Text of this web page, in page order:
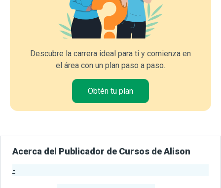
Descubre la carrera ideal para ti y comienza en
el área con un plan paso a paso.
Obtén tu plan
Acerca del Publicador de Cursos de Alison
-